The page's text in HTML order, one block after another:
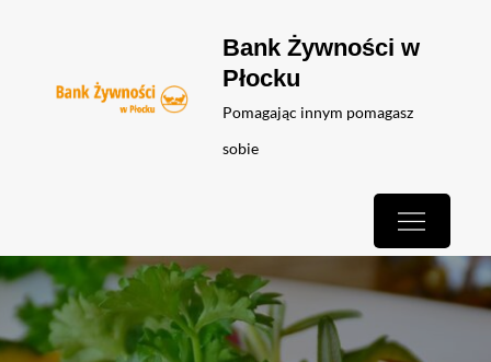
content
Bank Żywności w
Płocku
Pomagając innym pomagasz
sobie